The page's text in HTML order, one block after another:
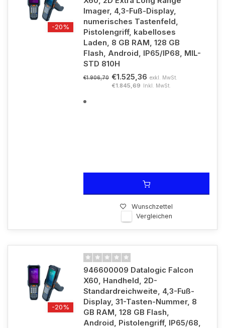
-20%
Imager, 4,3-Fuß-Display,
numerisches Tastenfeld,
Pistolengriff, kabelloses
Laden, 8 GB RAM, 128 GB
Flash, Android, IP65/IP68, MIL-
STD 810H
€1.906,70 €1.525,36 exkl. MwSt.
€1.845,69 Inkl. MwSt.
Wunschzettel
Vergleichen
-20%
946600009 Datalogic Falcon
X60, Handheld, 2D-
Standardreichweite, 4,3-Fuß-
Display, 31-Tasten-Nummer, 8
GB RAM, 128 GB Flash,
Android, Pistolengriff, IP65/68,